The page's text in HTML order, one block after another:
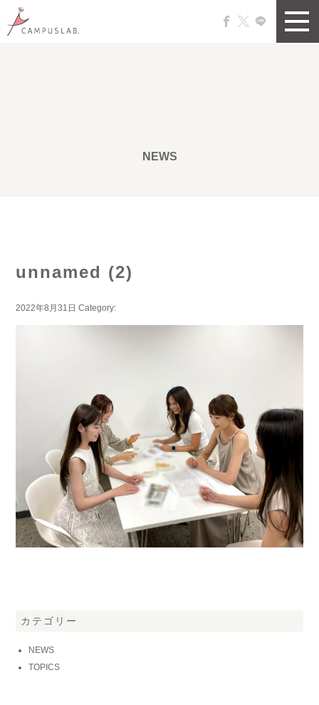
NEWS
unnamed (2)
2022年8月31日 Category:
カテゴリー
NEWS
TOPICS